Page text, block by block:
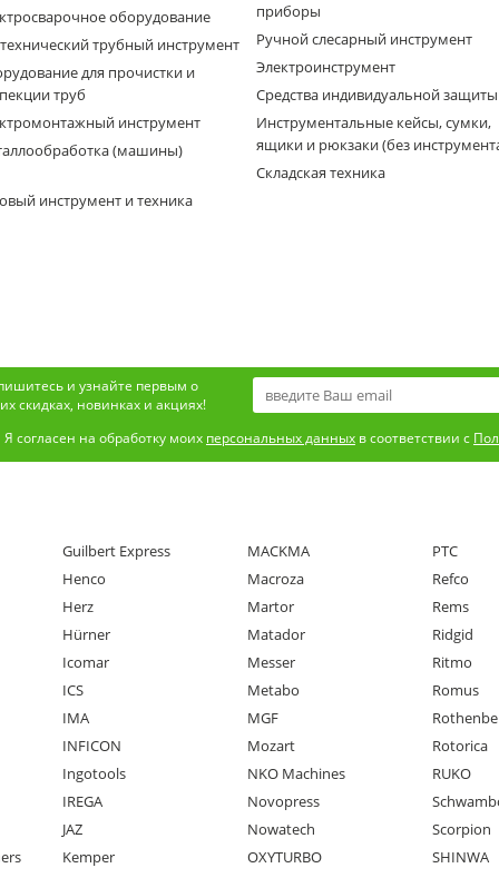
оборудование
трубный инструмент
для прочистки и
труб
инструмент
(машины)
приборы
Ручной слесарный инструмент
Электроинструмент
Средства индивидуальной защиты
Инструментальные кейсы, сумки,
ящики и рюкзаки (без
Складская техника
инструмент и техника
и узнайте первым о
скидках, новинках и акциях!
Я согласен на обработку моих персональных данных в соответствии с
Guilbert Express
Henco
Herz
Hürner
Icomar
ICS
IMA
INFICON
Ingotools
IREGA
JAZ
Kemper
MACKMA
Macroza
Martor
Matador
Messer
Metabo
MGF
Mozart
NKO Machines
Novopress
Nowatech
OXYTURBO
PTC
Refco
Rems
Ridgid
Ritmo
Romus
Rotorica
RUKO
Scorpion
SHINWA